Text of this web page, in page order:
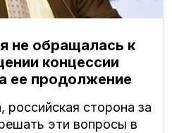
не обращалась к
концессии
продолжение
сторона за
эти вопросы в